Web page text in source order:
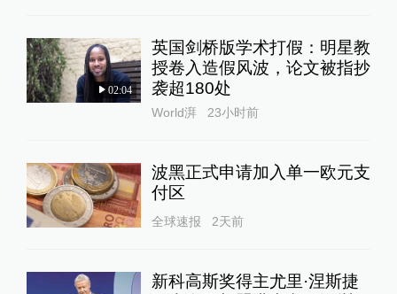
02:04
英国剑桥版学术打假：明星教
授卷入造假风波，论文被指抄
袭超180处
World湃 23小时前
波黑正式申请加入单一欧元支
付区
全球速报 2天前
新科高斯奖得主尤里·涅斯捷